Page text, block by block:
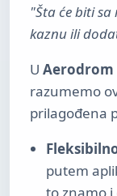
"Šta će biti
kaznu ili
U Aerodrom
razumemo
prilagođena
putem